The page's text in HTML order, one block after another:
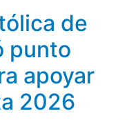
de
punto
apoyar
2026